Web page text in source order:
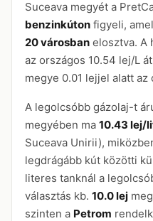
Suceava megyét a
benzinkúton figyeli,
20 városban elosztva. A
az országos 10.54 lej/L
megye 0.01 lejjel alatt az
A legolcsóbb gázolaj-t
megyében ma 10.43 lej/
Suceava Unirii),
legdrágább kút közötti
literes tanknál a
választás kb. 10.0 lej
szinten a Petrom